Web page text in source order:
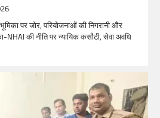
पर जोर, परियोजनाओं की निगरानी और
NHAI की नीति पर न्यायिक कसौटी, सेवा अवधि